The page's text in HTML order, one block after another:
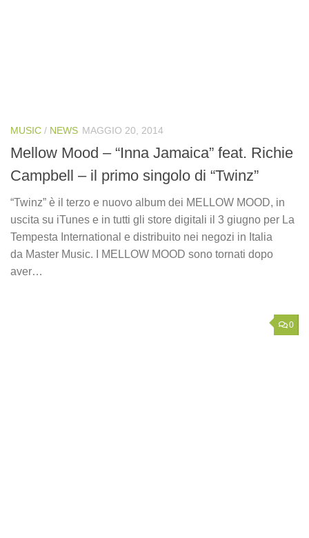
MUSIC / NEWS MAGGIO 20, 2014
Mellow Mood – “Inna Jamaica” feat. Richie
Campbell – il primo singolo di “Twinz”
“Twinz” è il terzo e nuovo album dei MELLOW MOOD, in
uscita su iTunes e in tutti gli store digitali il 3 giugno per La
Tempesta International e distribuito nei negozi in Italia
da Master Music. I MELLOW MOOD sono tornati dopo
aver…
0